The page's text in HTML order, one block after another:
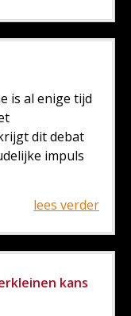
is al enige tijd
dit debat
impuls
lees verder
kans